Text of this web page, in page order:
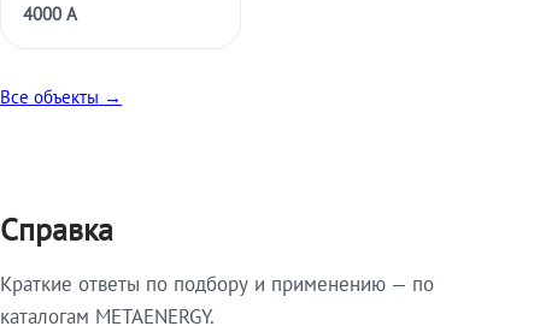
4000 А
Все объекты →
Справка
Краткие ответы по подбору и применению — по
каталогам METAENERGY.